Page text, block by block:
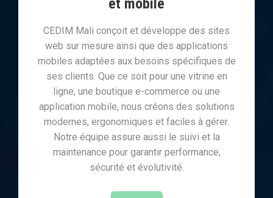
et mobile
CEDIM Mali conçoit et développe des sites
web sur mesure ainsi que des applications
mobiles adaptées aux besoins spécifiques de
ses clients. Que ce soit pour une vitrine en
ligne, une boutique e-commerce ou une
application mobile, nous créons des solutions
modernes, ergonomiques et faciles à gérer.
Notre équipe assure aussi le suivi et la
maintenance pour garantir performance,
sécurité et évolutivité.